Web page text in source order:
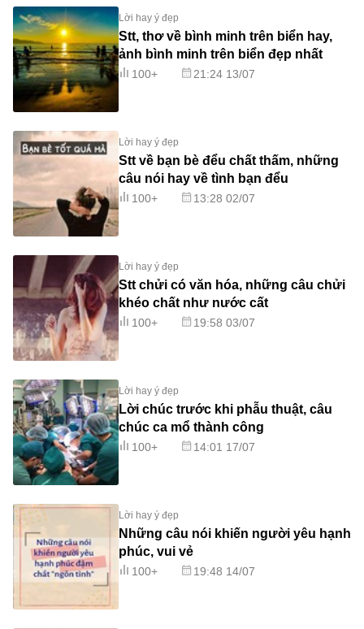
Lời hay ý đẹp
Stt, thơ về bình minh trên biển hay,
ảnh bình minh trên biển đẹp nhất
100+ 21:24 13/07
Lời hay ý đẹp
Stt về bạn bè đểu chất thấm, những
câu nói hay về tình bạn đểu
100+ 13:28 02/07
Lời hay ý đẹp
Stt chửi có văn hóa, những câu chửi
khéo chất như nước cất
100+ 19:58 03/07
Lời hay ý đẹp
Lời chúc trước khi phẫu thuật, câu
chúc ca mổ thành công
100+ 14:01 17/07
Lời hay ý đẹp
Những câu nói khiến người yêu hạnh
phúc, vui vẻ
100+ 19:48 14/07